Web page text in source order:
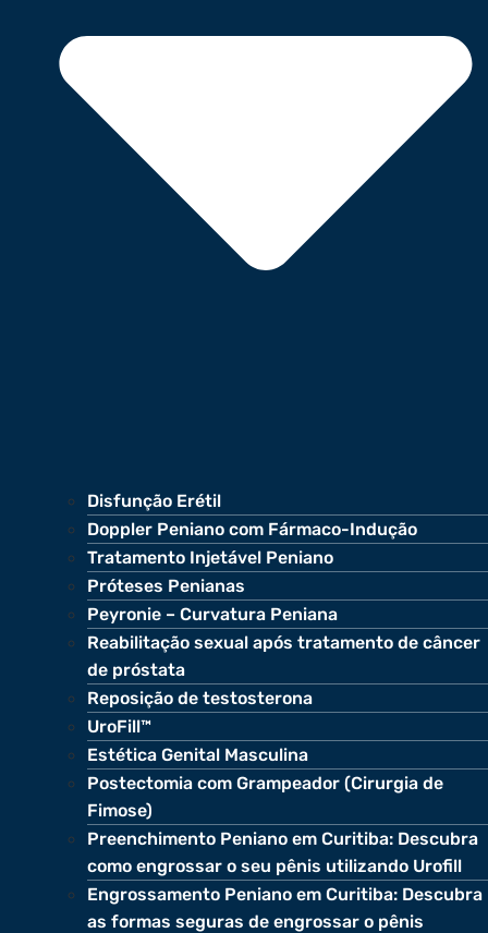
Disfunção Erétil
Doppler Peniano com Fármaco-Indução
Tratamento Injetável Peniano
Próteses Penianas
Peyronie – Curvatura Peniana
Reabilitação sexual após tratamento de câncer
de próstata
Reposição de testosterona
UroFill™
Estética Genital Masculina
Postectomia com Grampeador (Cirurgia de
Fimose)
Preenchimento Peniano em Curitiba: Descubra
como engrossar o seu pênis utilizando Urofill
Engrossamento Peniano em Curitiba: Descubra
as formas seguras de engrossar o pênis